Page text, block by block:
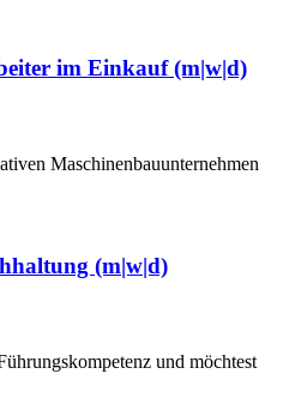
im Einkauf (m|w|d)
Maschinenbauunternehmen
(m|w|d)
und möchtest